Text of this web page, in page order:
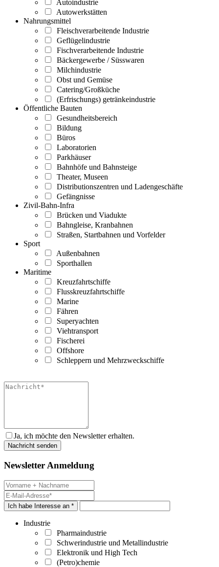
Autoindustrie
Autowerkstätten
Nahrungsmittel
Fleischverarbeitende Industrie
Geflügelindustrie
Fischverarbeitende Industrie
Bäckergewerbe / Süsswaren
Milchindustrie
Obst und Gemüse
Catering/Großküche
(Erfrischungs) getränkeindustrie
Öffentliche Bauten
Gesundheitsbereich
Bildung
Büros
Laboratorien
Parkhäuser
Bahnhöfe und Bahnsteige
Theater, Museen
Distributionszentren und Ladengeschäfte
Gefängnisse
Zivil-Bahn-Infra
Brücken und Viadukte
Bahngleise, Kranbahnen
Straßen, Startbahnen und Vorfelder
Sport
Außenbahnen
Sporthallen
Maritime
Kreuzfahrtschiffe
Flusskreuzfahrtschiffe
Marine
Fähren
Superyachten
Viehtransport
Fischerei
Offshore
Schleppern und Mehrzweckschiffe
Ja, ich möchte den Newsletter erhalten.
Newsletter Anmeldung
Ich habe Interesse an *
Industrie
Pharmaindustrie
Schwerindustrie und Metallindustrie
Elektronik und High Tech
(Petro)chemie